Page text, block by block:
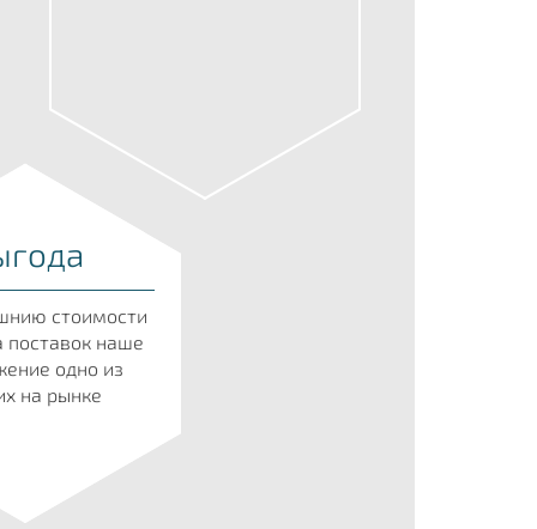
стоимости
поставок наше
одно из
на рынке